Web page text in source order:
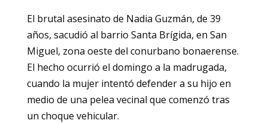
El brutal asesinato de Nadia Guzmán, de 39
años, sacudió al barrio Santa Brígida, en San
Miguel, zona oeste del conurbano bonaerense.
El hecho ocurrió el domingo a la madrugada,
cuando la mujer intentó defender a su hijo en
medio de una pelea vecinal que comenzó tras
un choque vehicular.